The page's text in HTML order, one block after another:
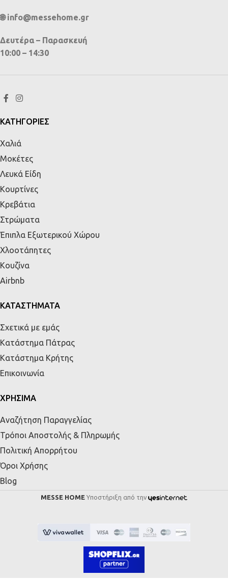
🌐 info@messehome.gr
Δευτέρα – Παρασκευή
10:00 – 14:30
ΚΑΤΗΓΟΡΙΕΣ
Χαλιά
Μοκέτες
Λευκά Είδη
Κουρτίνες
Κρεβάτια
Στρώματα
Έπιπλα Εξωτερικού Χώρου
Χλοοτάπητες
Κουζίνα
Airbnb
ΚΑΤΑΣΤΗΜΑΤΑ
Σχετικά με εμάς
Κατάστημα Πάτρας
Κατάστημα Κρήτης
Επικοινωνία
ΧΡΗΣΙΜΑ
Αναζήτηση Παραγγελίας
Τρόποι Αποστολής & Πληρωμής
Πολιτική Απορρήτου
Όροι Χρήσης
Blog
MESSE HOME Υποστήριξη από την